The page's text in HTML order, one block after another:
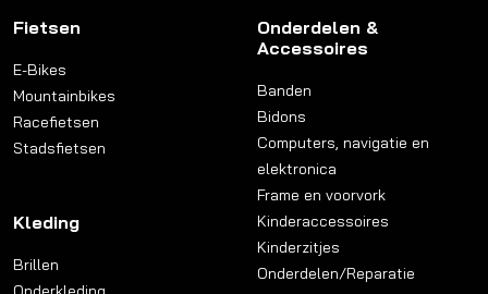
Fietsen
E-Bikes
Mountainbikes
Racefietsen
Stadsfietsen
Kleding
Brillen
Onderdelen &
Accessoires
Banden
Bidons
Computers, navigatie en
elektronica
Frame en voorvork
Kinderaccessoires
Kinderzitjes
Onderdelen/Reparatie